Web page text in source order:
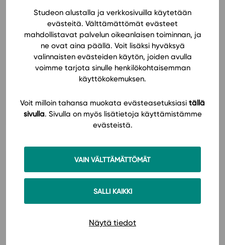
Studeon alustalla ja verkkosivuilla käytetään
evästeitä. Välttämättömät evästeet
mahdollistavat palvelun oikeanlaisen toiminnan, ja
ne ovat aina päällä. Voit lisäksi hyväksyä
valinnaisten evästeiden käytön, joiden avulla
voimme tarjota sinulle henkilökohtaisemman
käyttökokemuksen.
Voit milloin tahansa muokata evästeasetuksiasi tällä
sivulla. Sivulla on myös lisätietoja käyttämistämme
evästeistä.
VAIN VÄLTTÄMÄTTÖMÄT
SALLI KAIKKI
Näytä tiedot
Ranska